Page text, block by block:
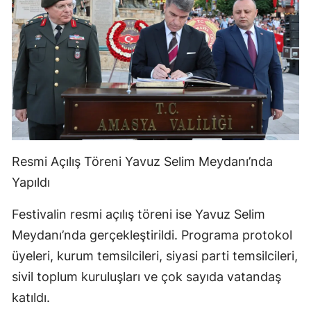
Resmi Açılış Töreni Yavuz Selim Meydanı’nda
Yapıldı
Festivalin resmi açılış töreni ise Yavuz Selim
Meydanı’nda gerçekleştirildi. Programa protokol
üyeleri, kurum temsilcileri, siyasi parti temsilcileri,
sivil toplum kuruluşları ve çok sayıda vatandaş
katıldı.